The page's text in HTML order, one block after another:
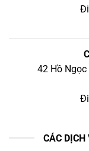
42 Hồ Ngọc
CÁC DỊCH